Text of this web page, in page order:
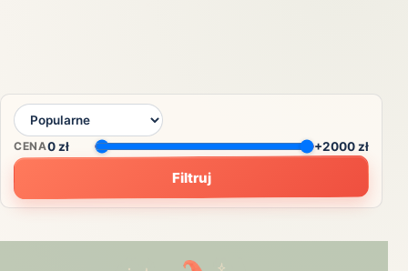
CENA0zł +2000 zł
Filtruj